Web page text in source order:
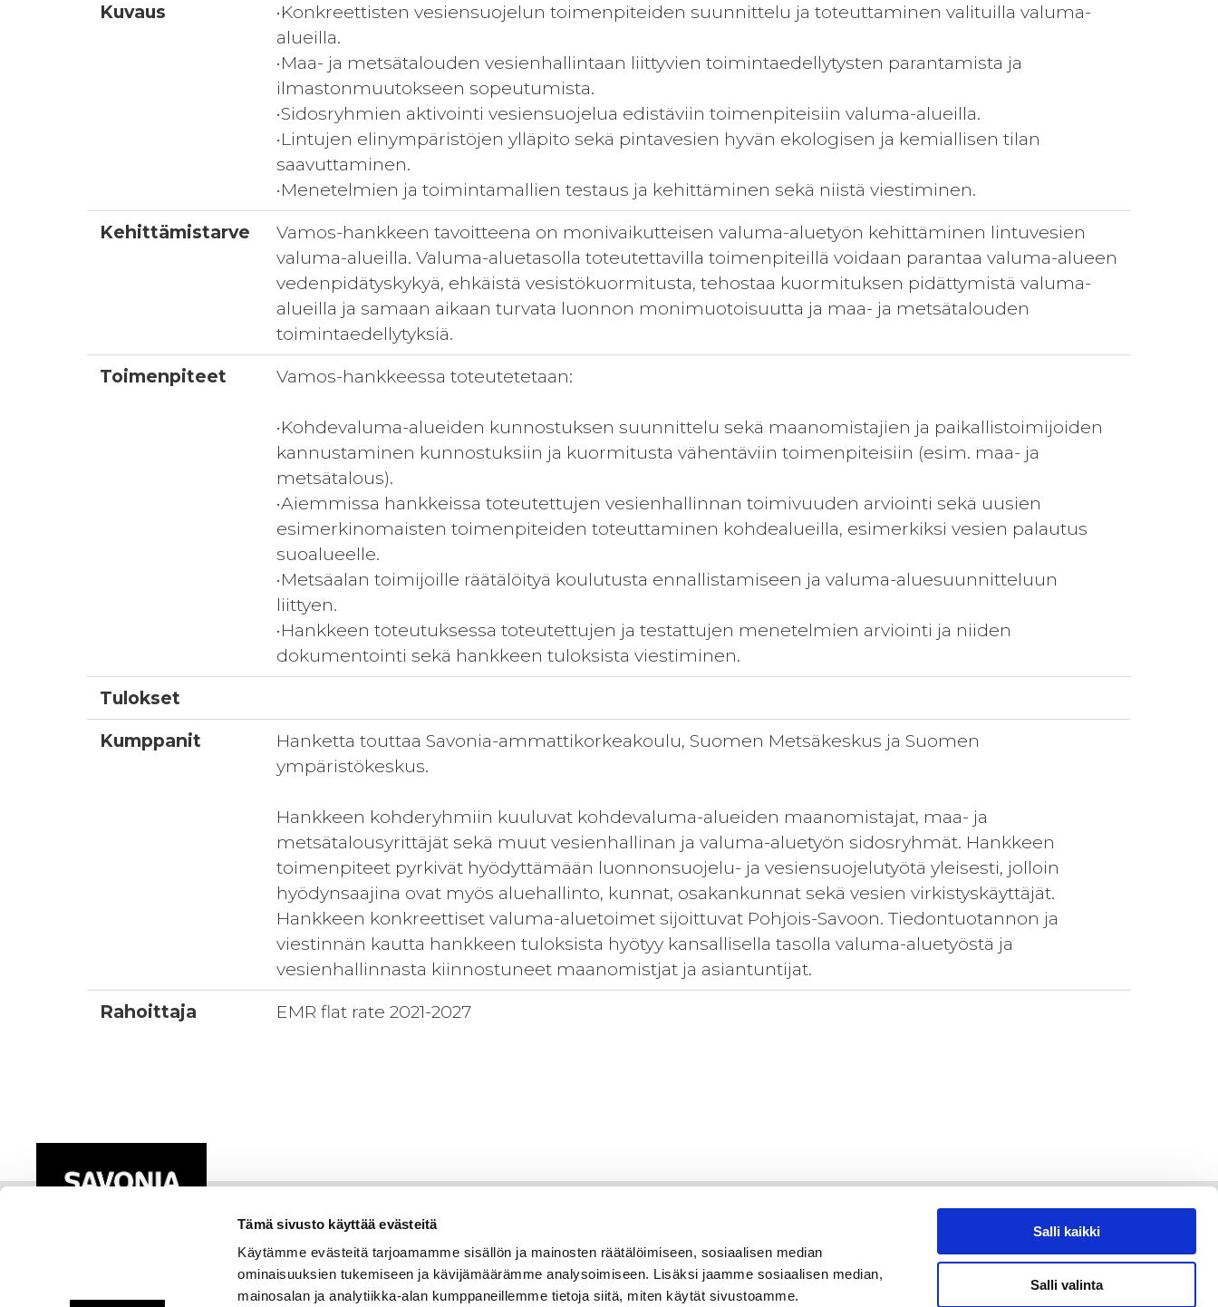
Tämä sivusto käyttää evästeitä
Käytämme evästeitä tarjoamamme sisällön ja mainosten räätälöimiseen, sosiaalisen median
ominaisuuksien tukemiseen ja kävijämäärämme analysoimiseen. Lisäksi jaamme sosiaalisen median,
mainosalan ja analytiikka-alan kumppaneillemme tietoja siitä, miten käytät sivustoamme.
Salli kaikki
Salli valinta
Kuvaus
•Konkreettisten vesiensuojelun toimenpiteiden suunnittelu ja toteuttaminen valituilla valuma-
alueilla.
•Maa- ja metsätalouden vesienhallintaan liittyvien toimintaedellytysten parantamista ja
ilmastonmuutokseen sopeutumista.
•Sidosryhmien aktivointi vesiensuojelua edistäviin toimenpiteisiin valuma-alueilla.
•Lintujen elinympäristöjen ylläpito sekä pintavesien hyvän ekologisen ja kemiallisen tilan
saavuttaminen.
•Menetelmien ja toimintamallien testaus ja kehittäminen sekä niistä viestiminen.
Kehittämistarve
Vamos-hankkeen tavoitteena on monivaikutteisen valuma-aluetyön kehittäminen lintuvesien
valuma-alueilla. Valuma-aluetasolla toteutettavilla toimenpiteillä voidaan parantaa valuma-alueen
vedenpidätyskykyä, ehkäistä vesistökuormitusta, tehostaa kuormituksen pidättymistä valuma-
alueilla ja samaan aikaan turvata luonnon monimuotoisuutta ja maa- ja metsätalouden
toimintaedellytyksiä.
Toimenpiteet
Vamos-hankkeessa toteutetetaan:
•Kohdevaluma-alueiden kunnostuksen suunnittelu sekä maanomistajien ja paikallistoimijoiden
kannustaminen kunnostuksiin ja kuormitusta vähentäviin toimenpiteisiin (esim. maa- ja
metsätalous).
•Aiemmissa hankkeissa toteutettujen vesienhallinnan toimivuuden arviointi sekä uusien
esimerkinomaisten toimenpiteiden toteuttaminen kohdealueilla, esimerkiksi vesien palautus
suoalueelle.
•Metsäalan toimijoille räätälöityä koulutusta ennallistamiseen ja valuma-aluesuunnitteluun
liittyen.
•Hankkeen toteutuksessa toteutettujen ja testattujen menetelmien arviointi ja niiden
dokumentointi sekä hankkeen tuloksista viestiminen.
Tulokset
Kumppanit
Hanketta touttaa Savonia-ammattikorkeakoulu, Suomen Metsäkeskus ja Suomen
ympäristökeskus.
Hankkeen kohderyhmiin kuuluvat kohdevaluma-alueiden maanomistajat, maa- ja
metsätalousyrittäjät sekä muut vesienhallinan ja valuma-aluetyön sidosryhmät. Hankkeen
toimenpiteet pyrkivät hyödyttämään luonnonsuojelu- ja vesiensuojelutyötä yleisesti, jolloin
hyödynsaajina ovat myös aluehallinto, kunnat, osakankunnat sekä vesien virkistyskäyttäjät.
Hankkeen konkreettiset valuma-aluetoimet sijoittuvat Pohjois-Savoon. Tiedontuotannon ja
viestinnän kautta hankkeen tuloksista hyötyy kansallisella tasolla valuma-aluetyöstä ja
vesienhallinnasta kiinnostuneet maanomistjat ja asiantuntijat.
Rahoittaja
EMR flat rate 2021-2027